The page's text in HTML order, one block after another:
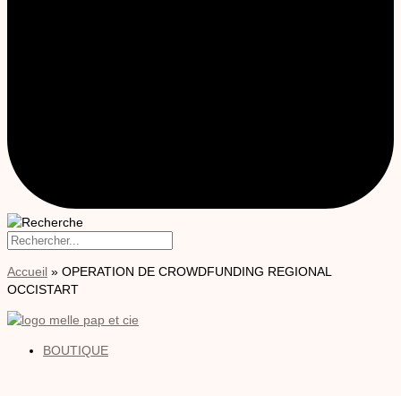
Accueil » OPERATION DE CROWDFUNDING REGIONAL
OCCISTART
BOUTIQUE